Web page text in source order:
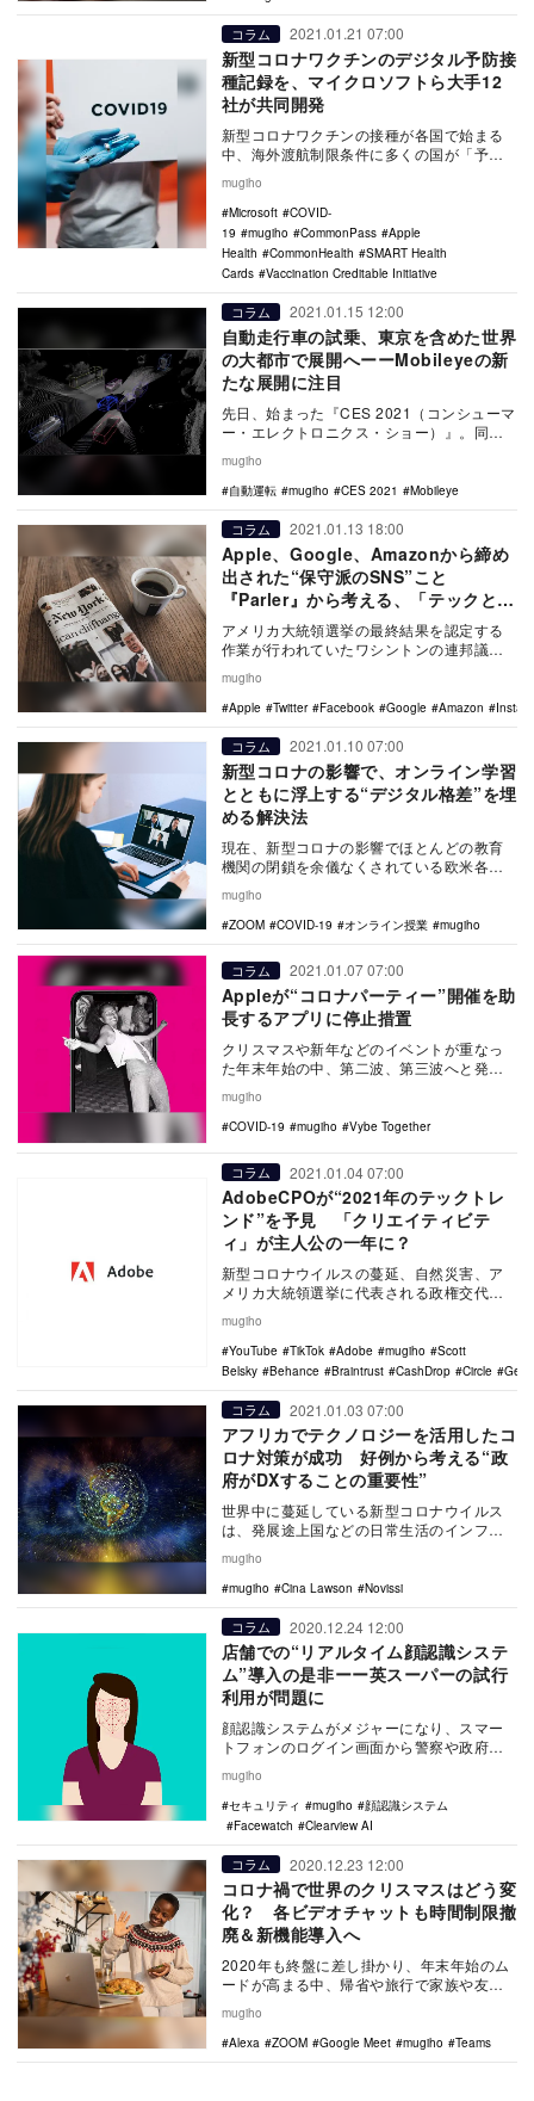
コラム 2021.01.21 07:00
新型コロナワクチンのデジタル予防接
種記録を、マイクロソフトら大手12
社が共同開発
新型コロナワクチンの接種が各国で始まる
中、海外渡航制限条件に多くの国が「予防
記録の中で一番…
mugiho
Microsoft
COVID-
19
mugiho CommonPass
Apple
Health
CommonHealth
SMART Health
Cards
Vaccination Creditable Initiative
コラム 2021.01.15 12:00
自動走行車の試乗、東京を含めた世界
の大都市で展開へーーMobileyeの新
たな展開に注目
先日、始まった『CES 2021（コンシューマ
ー・エレクトロニクス・ショー）』。同イ
年…
mugiho
自動運転
mugiho CES 2021 Mobileye
コラム 2021.01.13 18:00
Apple、Google、Amazonから締め
出された“保守派のSNS”こと
『Parler』から考える、「テックと言
論の自由の関係」
アメリカ大統領選挙の最終結果を認定する
作業が行われていたワシントンの連邦議会
ちが乱入し、5…
mugiho
Apple
Twitter Facebook Google Amazon
コラム 2021.01.10 07:00
新型コロナの影響で、オンライン学習
とともに浮上する“デジタル格差”を埋
める解決法
現在、新型コロナの影響でほとんどの教育
機関の閉鎖を余儀なくされている欧米各国
多くのコ…
mugiho
ZOOM
COVID-19 オンライン授業 mugiho
コラム 2021.01.07 07:00
Appleが“コロナパーティー”開催を助
長するアプリに停止措置
クリスマスや新年などのイベントが重なっ
た年末年始の中、第二波、第三波へと発展
で大流行してお…
mugiho
COVID-19
mugiho Vybe Together
コラム 2021.01.04 07:00
AdobeCPOが“2021年のテックトレ
ンド”を予見 「クリエイティビテ
ィ」が主人公の一年に？
新型コロナウイルスの蔓延、自然災害、ア
メリカ大統領選挙に代表される政権交代
2020年は、テク…
mugiho
YouTube
TikTok Adobe mugiho
Scott
Belsky
Behance Braintrust CashDrop Circle
コラム 2021.01.03 07:00
アフリカでテクノロジーを活用したコ
ロナ対策が成功 好例から考える“政
府がDXすることの重要性”
世界中に蔓延している新型コロナウイルス
は、発展途上国などの日常生活のインフラ
っている。 …
mugiho
mugiho
Cina Lawson Novissi
コラム 2020.12.24 12:00
店舗での“リアルタイム顔認識システ
ム”導入の是非ーー英スーパーの試行
利用が問題に
顔認識システムがメジャーになり、スマー
トフォンのログイン画面から警察や政府機
システム企業の…
mugiho
セキュリティ
mugiho
顔認識システム
Facewatch
Clearview AI
コラム 2020.12.23 12:00
コロナ禍で世界のクリスマスはどう変
化？ 各ビデオチャットも時間制限撤
廃＆新機能導入へ
2020年も終盤に差し掛かり、年末年始のム
ードが高まる中、帰省や旅行で家族や友達
にコロナの…
mugiho
Alexa
ZOOM Google Meet mugiho Teams